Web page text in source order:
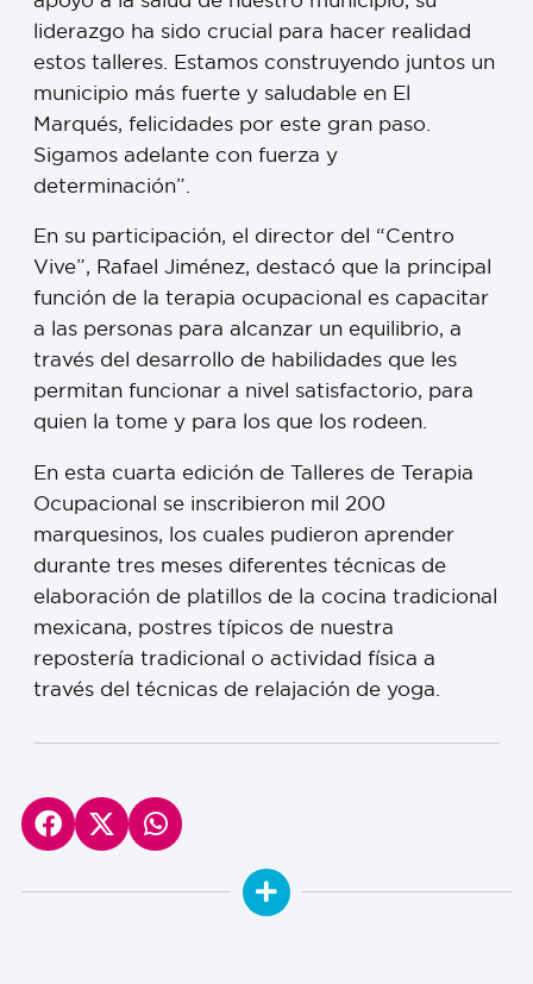
liderazgo ha sido crucial para hacer realidad
estos talleres. Estamos construyendo juntos un
municipio más fuerte y saludable en El
Marqués, felicidades por este gran paso.
Sigamos adelante con fuerza y
determinación”.
En su participación, el director del “Centro
Vive”, Rafael Jiménez, destacó que la principal
función de la terapia ocupacional es capacitar
a las personas para alcanzar un equilibrio, a
través del desarrollo de habilidades que les
permitan funcionar a nivel satisfactorio, para
quien la tome y para los que los rodeen.
En esta cuarta edición de Talleres de Terapia
Ocupacional se inscribieron mil 200
marquesinos, los cuales pudieron aprender
durante tres meses diferentes técnicas de
elaboración de platillos de la cocina tradicional
mexicana, postres típicos de nuestra
repostería tradicional o actividad física a
través del técnicas de relajación de yoga.